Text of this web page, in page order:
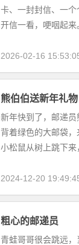
卡、一封封信、一
开信一看，哽咽起来
2026-02-16
熊伯伯送新年礼物
新年快到了，邮递
背着绿色的大邮袋，
小松鼠从树上跳下来
2024-12-20
粗心的邮递员
青蛙哥哥很会跳远